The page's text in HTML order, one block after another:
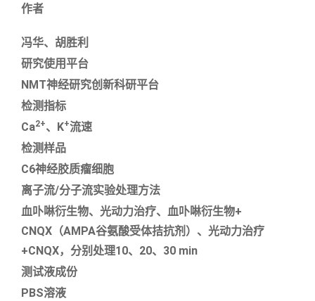
作者
冯华、胡胜利
研究使用平台
NMT神经研究创新科研平台
检测指标
Ca2+、K+流速
检测样品
C6神经胶质瘤细胞
离子流/分子流实验处理方法
血卟啉衍生物、光动力治疗、血卟啉衍生物+
CNQX（AMPA谷氨酸受体拮抗剂）、光动力治疗
+CNQX，分别处理10、20、30 min
测试液成份
PBS溶液